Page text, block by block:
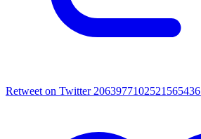
Retweet on Twitter 2063977102521565436